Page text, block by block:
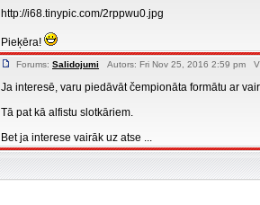
http://i68.tinypic.com/2rppwu0.jpg
Pieķēra!
Forums: Salidojumi Autors: Fri Nov 25, 2016 2:59 pm
Ja interesē, varu piedāvāt čempionāta formātu ar
Tā pat kā alfistu slotkāriem.
Bet ja interese vairāk uz atse ...